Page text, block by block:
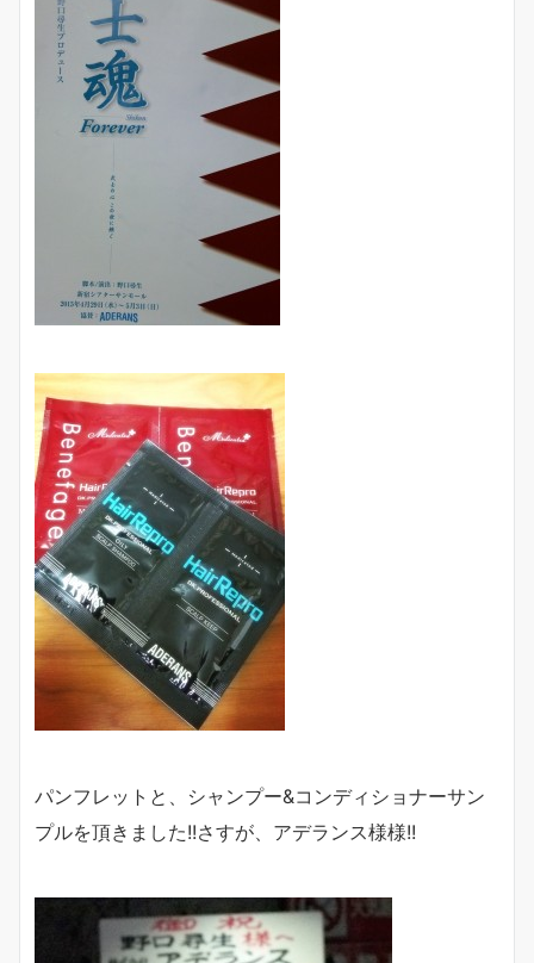
パンフレットと、シャンプー&コンディショナーサン
プルを頂きました!!さすが、アデランス様様!!